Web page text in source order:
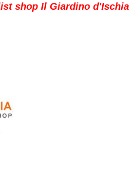
shop Il Giardino d'Ischia